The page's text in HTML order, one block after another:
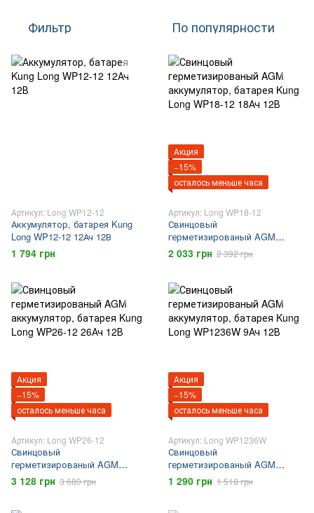
Фильтр По популярности
Артикул: Long WP12-12
Аккумулятор, батарея Kung
Long WP12-12 12Ач 12В
1 794 грн
Акция
−15%
осталось меньше часа
Артикул: Long WP18-12
Свинцовый
герметизированый AGM
аккумулятор, батарея Kung
Long WP18-12 18Ач 12В
2 033 грн 2 392 грн
Акция
−15%
осталось меньше часа
Артикул: Long WP26-12
Свинцовый
герметизированый AGM
аккумулятор, батарея Kung
Long WP26-12 26Ач 12В
3 128 грн 3 680 грн
Акция
−15%
осталось меньше часа
Артикул: Long WP1236W
Свинцовый
герметизированый AGM
аккумулятор, батарея Kung
Long WP1236W 9Ач 12В
1 290 грн 1 518 грн